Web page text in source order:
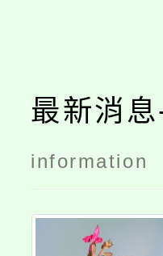
最新消
information